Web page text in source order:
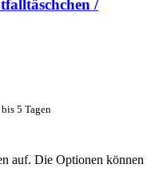
/
5 Tagen
auf. Die Optionen können